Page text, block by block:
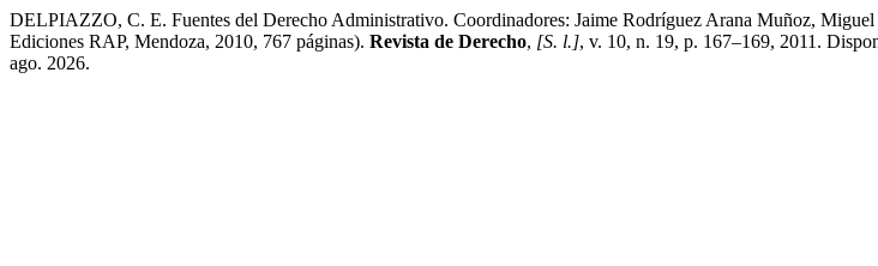
DELPIAZZO, C. E. Fuentes del Derecho Administrativo. Coordinadores: Jaime Rodríguez Arana Muñoz,
Ediciones RAP, Mendoza, 2010, 767 páginas). Revista de Derecho, [S. l.], v. 10, n. 19, p. 167–169, 2011.
ago. 2026.